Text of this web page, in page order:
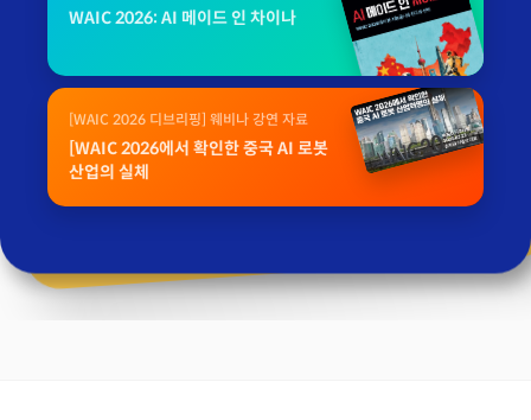
WAIC 2026: AI 메이드 인 차이나
[WAIC 2026 디브리핑] 웨비나 강연 자료
[WAIC 2026에서 확인한 중국 AI 로봇
산업의 실체